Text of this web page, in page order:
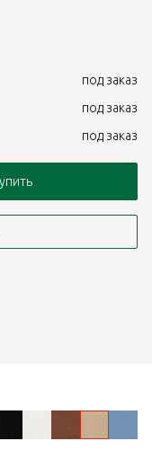
под заказ
под заказ
под заказ